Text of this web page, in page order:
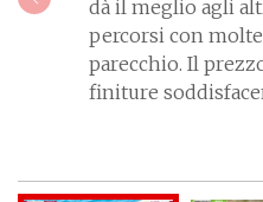
dà il meglio agli
percorsi con
parecchio. Il
finiture